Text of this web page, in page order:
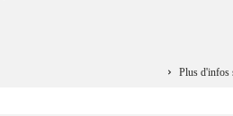
Plus d'infos